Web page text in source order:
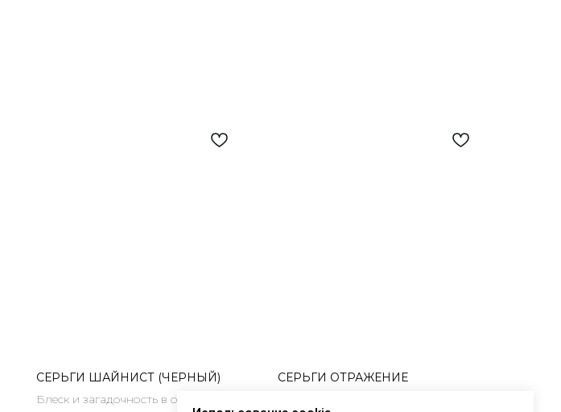
СЕРЬГИ ШАЙНИСТ (ЧЕРНЫЙ)
Блеск и загадочность в одном
СЕРЬГИ ОТРАЖЕНИЕ